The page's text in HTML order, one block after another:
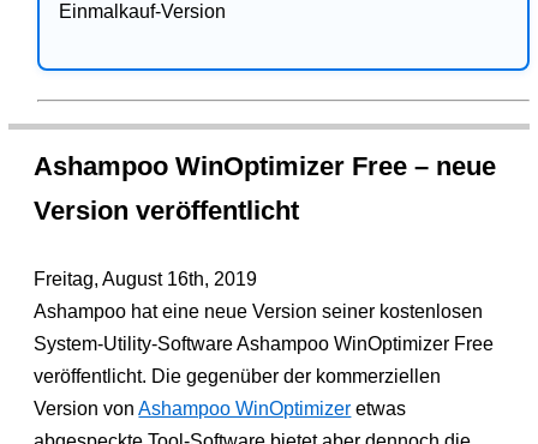
Einmalkauf-Version
Ashampoo WinOptimizer Free – neue
Version veröffentlicht
Freitag, August 16th, 2019
Ashampoo hat eine neue Version seiner kostenlosen
System-Utility-Software Ashampoo WinOptimizer Free
veröffentlicht. Die gegenüber der kommerziellen
Version vonAshampoo WinOptimizer etwas